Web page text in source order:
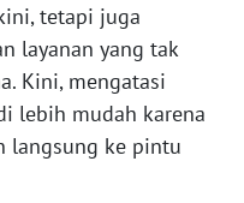
tetapi juga
layanan yang tak
Kini, mengatasi
lebih mudah karena
langsung ke pintu